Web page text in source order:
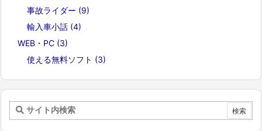
事故ライダー (9)
輸入車小話 (4)
WEB・PC (3)
使える無料ソフト (3)